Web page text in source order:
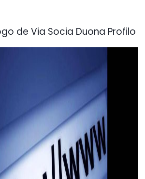
de Via Socia Duona Profilo